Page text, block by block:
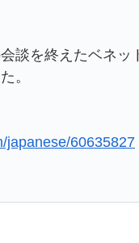
談を終えたベネ
。
japanese/60635827